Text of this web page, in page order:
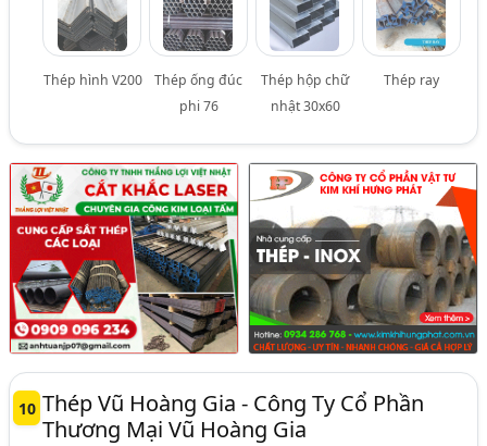
Thép hình V200
Thép ống đúc
phi 76
Thép hộp chữ
nhật 30x60
Thép ray
10 Thép Vũ Hoàng Gia - Công Ty Cổ Phần
Thương Mại Vũ Hoàng Gia